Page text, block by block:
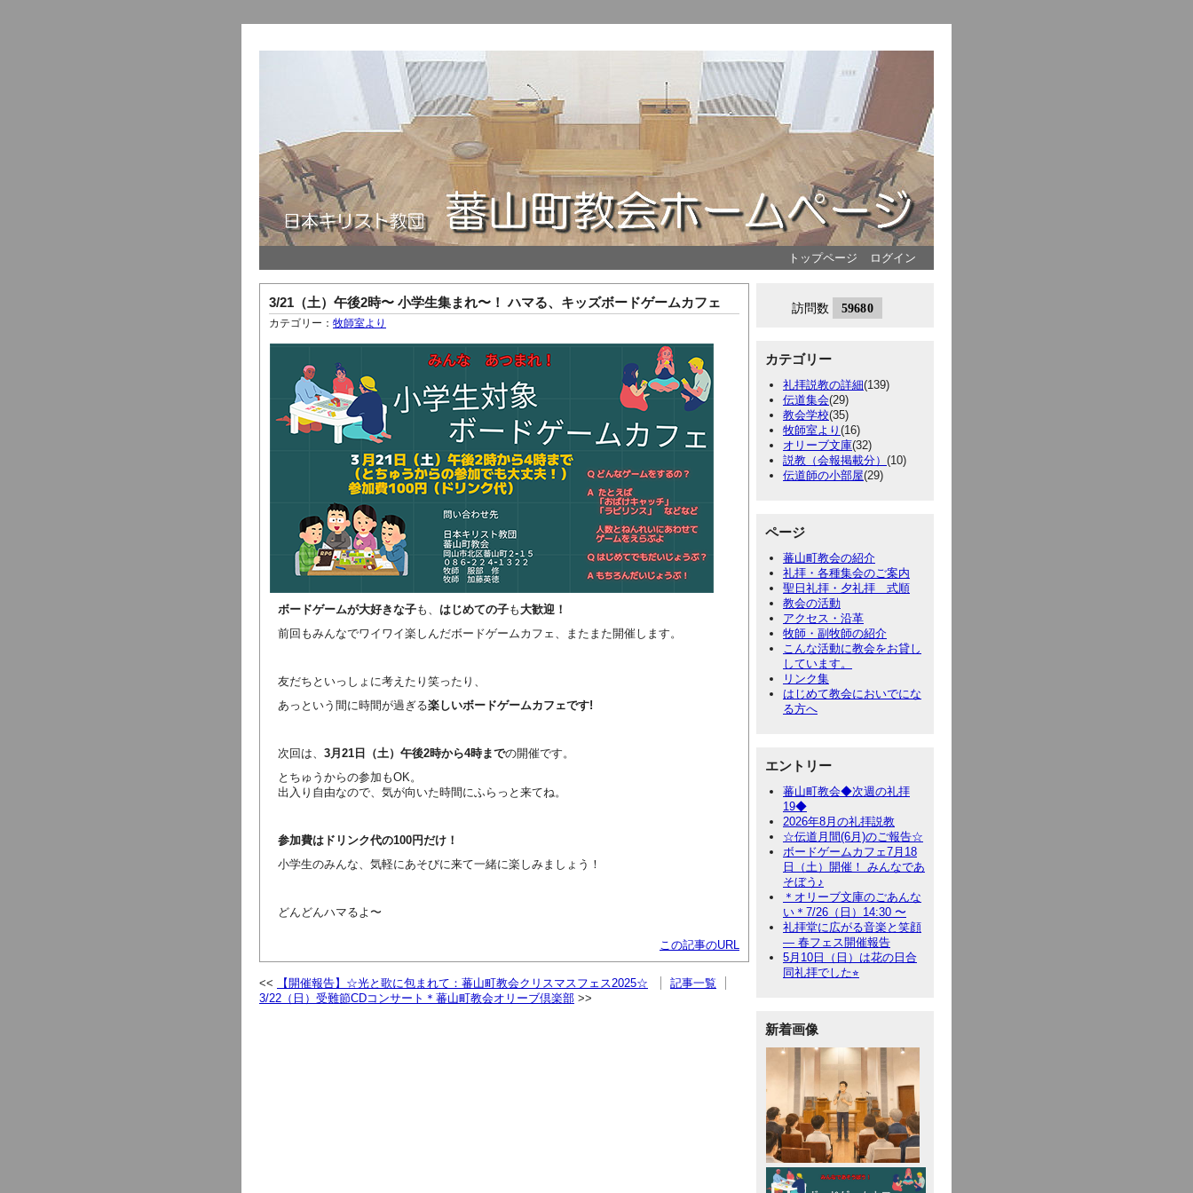
トップページ ログイン
3/21（土）午後2時〜 小学生集まれ〜！ ハマる、キッズボードゲームカフェ
カテゴリー： 牧師室より
ボードゲームが大好きな子も、 はじめての子も大歓迎！
前回もみんなでワイワイ楽しんだボードゲームカフェ、またまた開催します。
友だちといっしょに考えたり笑ったり、
あっという間に時間が過ぎる楽しいボードゲームカフェです!
次回は、 3月21日（土）午後2時から4時までの開催です。
とちゅうからの参加もOK。
出入り自由なので、気が向いた時間にふらっと来てね。
参加費はドリンク代の100円だけ！
小学生のみんな、気軽にあそびに来て一緒に楽しみましょう！
どんどんハマるよ〜
この記事のURL
【開催報告】☆光と歌に包まれて：蕃山町教会クリスマスフェス2025☆
記事一覧
3/22（日）受難節CDコンサート＊蕃山町教会オリーブ倶楽部
カテゴリー
礼拝説教の詳細(139)
伝道集会(29)
教会学校(35)
牧師室より (16)
オリーブ文庫(32)
説教（会報掲載分） (10)
伝道師の小部屋(29)
ページ
蕃山町教会の紹介
礼拝・各種集会のご案内
聖日礼拝・夕礼拝 式順
教会の活動
アクセス・沿革
牧師・副牧師の紹介
こんな活動に教会をお貸し
しています。
リンク集
はじめて教会においでにな
る方へ
エントリー
蕃山町教会◆次週の礼拝
19◆
2026年8月の礼拝説教
☆伝道月間(6月)のご報告☆
ボードゲームカフェ7月18
日（土）開催！ みんなであ
そぼう♪
＊オリーブ文庫のごあんな
い＊7/26（日）14:30 〜
礼拝堂に広がる音楽と笑顔
― 春フェス開催報告
5月10日（日）は花の日合
同礼拝でした⭐︎
新着画像